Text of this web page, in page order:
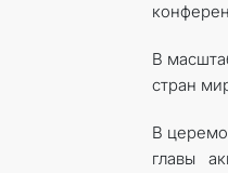
В
стран
В
главы